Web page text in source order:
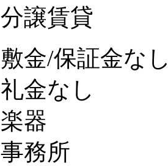
分譲賃貸
敷金/保証金な
礼金なし
楽器
事務所